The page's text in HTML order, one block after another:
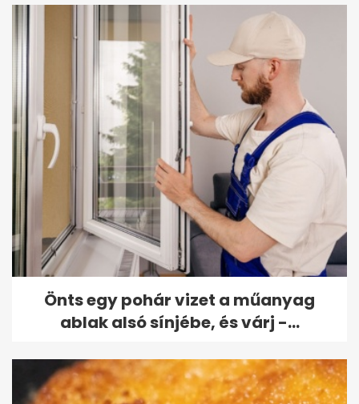
Önts egy pohár vizet a műanyag
ablak alsó sínjébe, és várj -...